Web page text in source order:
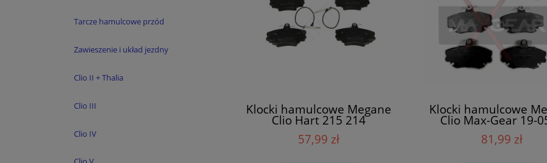
Tarcze hamulcowe przód
Zawieszenie i układ jezdny
Clio II + Thalia
Clio III
Clio IV
Klocki hamulcowe Megane
Clio Hart 215 214
57,99 zł
Klocki hamulcowe
Clio Max-Gear 19-
81,99 zł